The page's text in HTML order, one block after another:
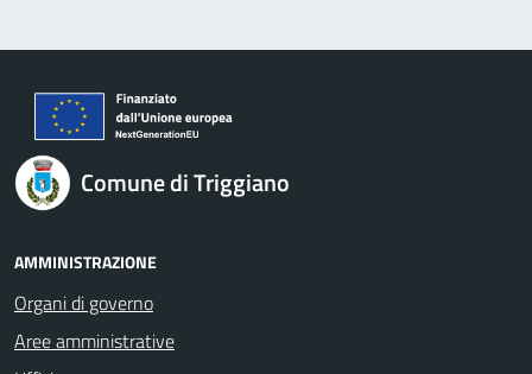
Comune di Triggiano
AMMINISTRAZIONE
Organi di governo
Aree amministrative